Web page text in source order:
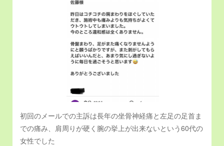
初回のメールでの主訴は長年の坐骨神経痛と左足の足首ま
での痛み、肩周りが硬く腕の挙上が出来ないという60代の
女性でした